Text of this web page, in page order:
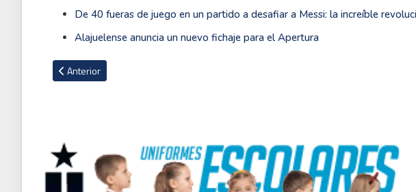
De 40 fueras de juego en un partido a desafiar a Messi: la increíble
Alajuelense anuncia un nuevo fichaje para el Apertura
Artículo anterior: El penal que divide al Mundial: la jugada que sacó a Senegal y puso a
Anterior